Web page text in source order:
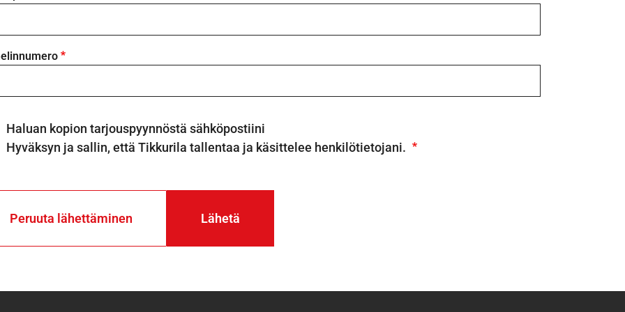
Haluan kopion tarjouspyynnöstä sähköpostiini
Hyväksyn ja sallin, että Tikkurila tallentaa ja käsittelee henkilötietojani.
Peruuta lähettäminen